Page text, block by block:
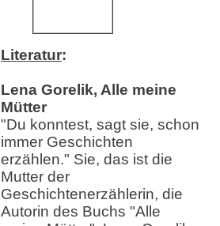
Literatur:
Lena Gorelik, Alle meine
Mütter
"Du konntest, sagt sie, schon
immer Geschichten
erzählen." Sie, das ist die
Mutter der
Geschichtenerzählerin, die
Autorin des Buchs "Alle